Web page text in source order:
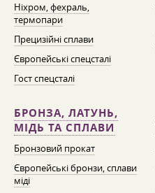
Ніхром, фехраль,
термопари
Прецизійні сплави
Європейські спецсталі
Гост спецсталі
БРОНЗА, ЛАТУНЬ,
МІДЬ ТА СПЛАВИ
Бронзовий прокат
Європейські бронзи, сплави
міді